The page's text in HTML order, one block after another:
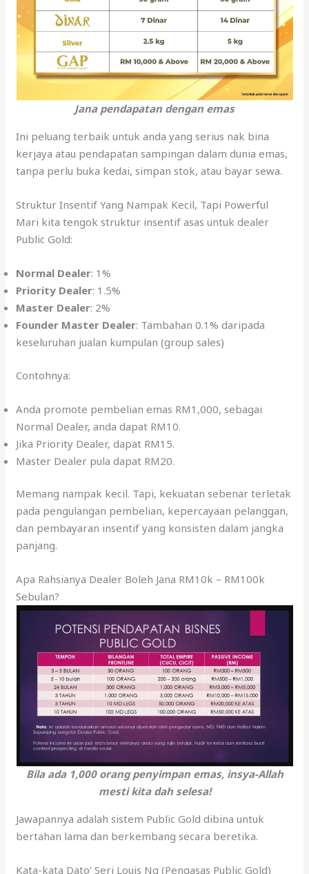
Jana pendapatan dengan emas
Ini peluang terbaik untuk anda yang serius nak bina
kerjaya atau pendapatan sampingan dalam dunia emas,
tanpa perlu buka kedai, simpan stok, atau bayar sewa.
Struktur Insentif Yang Nampak Kecil, Tapi Powerful
Mari kita tengok struktur insentif asas untuk dealer
Public Gold:
Normal Dealer: 1%
Priority Dealer: 1.5%
Master Dealer: 2%
Founder Master Dealer: Tambahan 0.1% daripada
keseluruhan jualan kumpulan (group sales)
Contohnya:
Anda promote pembelian emas RM1,000, sebagai
Normal Dealer, anda dapat RM10.
Jika Priority Dealer, dapat RM15.
Master Dealer pula dapat RM20.
Memang nampak kecil. Tapi, kekuatan sebenar terletak
pada pengulangan pembelian, kepercayaan pelanggan,
dan pembayaran insentif yang konsisten dalam jangka
panjang.
Apa Rahsianya Dealer Boleh Jana RM10k – RM100k
Sebulan?
Bila ada 1,000 orang penyimpan emas, insya-Allah
mesti kita dah selesa!
Jawapannya adalah sistem Public Gold dibina untuk
bertahan lama dan berkembang secara beretika.
Kata-kata Dato’ Seri Louis Ng (Pengasas Public Gold)